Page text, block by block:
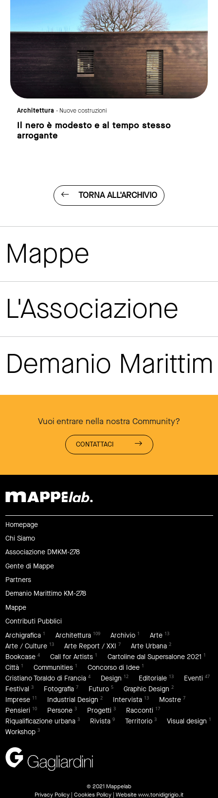
- Nuove costruzioni
nero è modesto e al tempo stesso
TORNA ALL'ARCHIVIO
Mappe
L'Associazione
Demanio
Vuoi entrare nella nostra Community?
CONTATTACI
Homepage
Chi Siamo
Associazione DMKM-278
Gente di Mappe
Partners
Demanio Marittimo KM-278
Mappe
Contributi Pubblici
Archigrafica 1 Architettura 109 Archivio 1 Arte 13
Arte / Culture 13 Arte Report / XXI 7 Arte Urbana 2
Bookcase 4 Call for Artists 1 Cartoline dal Supersalone 2021 1
Città 1 Communities 1 Concorso di Idee 1
Cristiano Toraldo di Francia 4 Design 12 Editoriale 13 Eventi 47
Festival 3 Fotografia 7 Futuro 5 Graphic Design 2
Imprese 11 Industrial Design 2 Intervista 13 Mostre 7
Pensieri 10 Persone 3 Progetti 3 Racconti 17
Riqualificazione urbana 3 Rivista 9 Territorio 3 Visual design 1
Workshop 3
© 2021 Mappelab
Privacy Policy | Cookies Policy | Websitewww.tonidigrigio.it